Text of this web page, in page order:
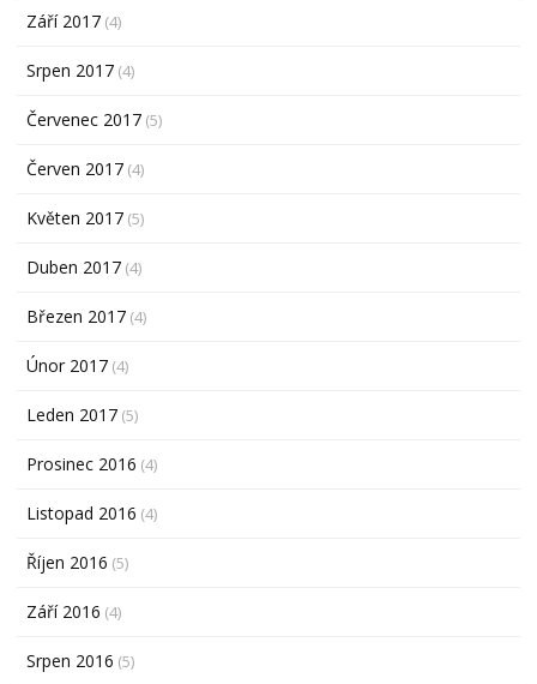
Září 2017 (4)
Srpen 2017 (4)
Červenec 2017 (5)
Červen 2017 (4)
Květen 2017 (5)
Duben 2017 (4)
Březen 2017 (4)
Únor 2017 (4)
Leden 2017 (5)
Prosinec 2016 (4)
Listopad 2016 (4)
Říjen 2016 (5)
Září 2016 (4)
Srpen 2016 (5)